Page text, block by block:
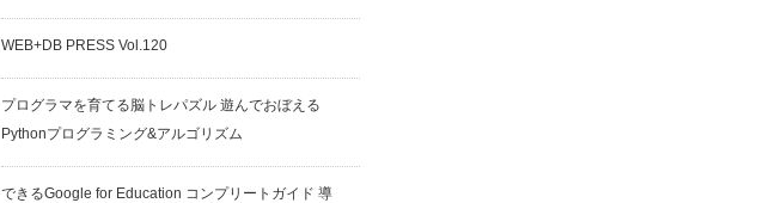
WEB+DB PRESS Vol.120
プログラマを育てる脳トレパズル 遊んでおぼえる
Pythonプログラミング&アルゴリズム
できるGoogle for Education コンプリートガイド 導